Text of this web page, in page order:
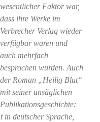
wesentlicher Faktor war,
dass ihre Werke im
Verbrecher Verlag wieder
verfügbar waren und
auch mehrfach
besprochen wurden. Auch
der Roman „Heilig Blut“
mit seiner unsäglichen
Publikationsgeschichte:
deutscher Sprache,